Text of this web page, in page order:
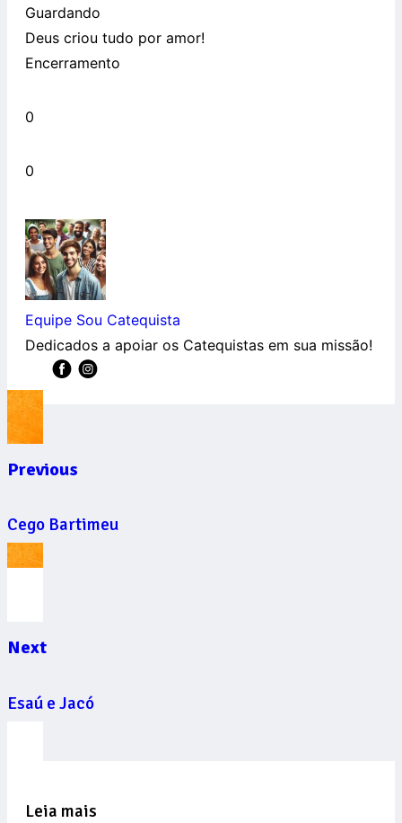
Guardando
Deus criou tudo por amor!
Encerramento
0
0
Equipe Sou Catequista
Dedicados a apoiar os Catequistas em sua missão!
Previous
Cego Bartimeu
Next
Esaú e Jacó
Leia mais